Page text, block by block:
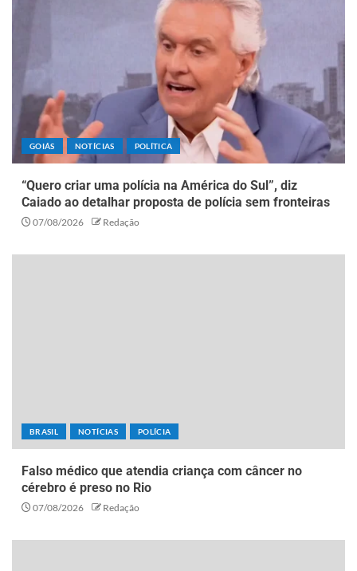
GOIÁS NOTÍCIAS POLÍTICA
“Quero criar uma polícia na América do Sul”, diz
Caiado ao detalhar proposta de polícia sem fronteiras
07/08/2026 Redação
BRASIL NOTÍCIAS POLÍCIA
Falso médico que atendia criança com câncer no
cérebro é preso no Rio
07/08/2026 Redação